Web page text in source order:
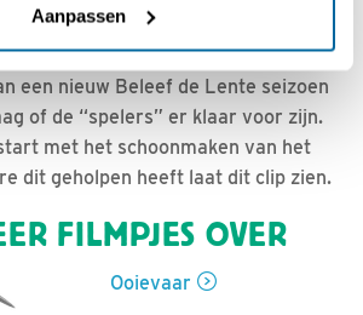
Aanpassenop 17 februari 2019, 7:18 |
Bewaar dit filmpje|
1214x
een nieuw Beleef de Lente seizoen
of de “spelers” er klaar voor zijn.
met het schoonmaken van het
dit geholpen heeft laat dit clip zien.
FILMPJES OVER
Ooievaar